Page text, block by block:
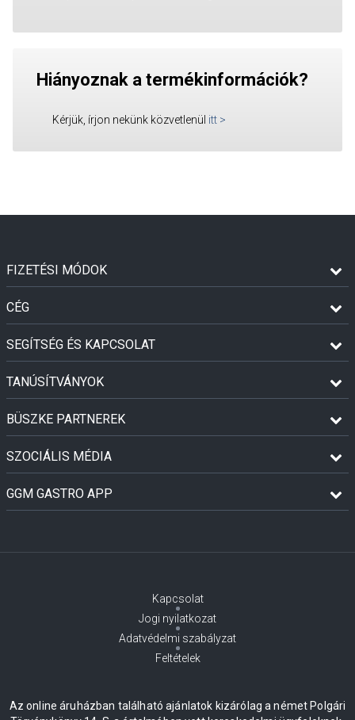
Hiányoznak a termékinformációk?
Kérjük, írjon nekünk közvetlenül itt >
FIZETÉSI MÓDOK
CÉG
SEGÍTSÉG ÉS KAPCSOLAT
TANÚSÍTVÁNYOK
BÜSZKE PARTNEREK
SZOCIÁLIS MÉDIA
GGM GASTRO APP
Kapcsolat
Jogi nyilatkozat
Adatvédelmi szabályzat
Feltételek
Az online áruházban található ajánlatok kizárólag a német Polgári